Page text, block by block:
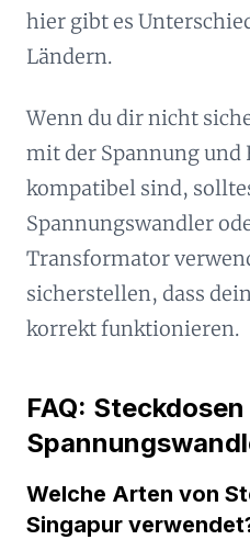
hier gibt es
Ländern.
Wenn du dir nicht
mit der Spannung und
kompatibel sind,
Spannungswandler
Transformator
sicherstellen, dass
korrekt funktionieren.
FAQ:
Welche Arten von
Singapur